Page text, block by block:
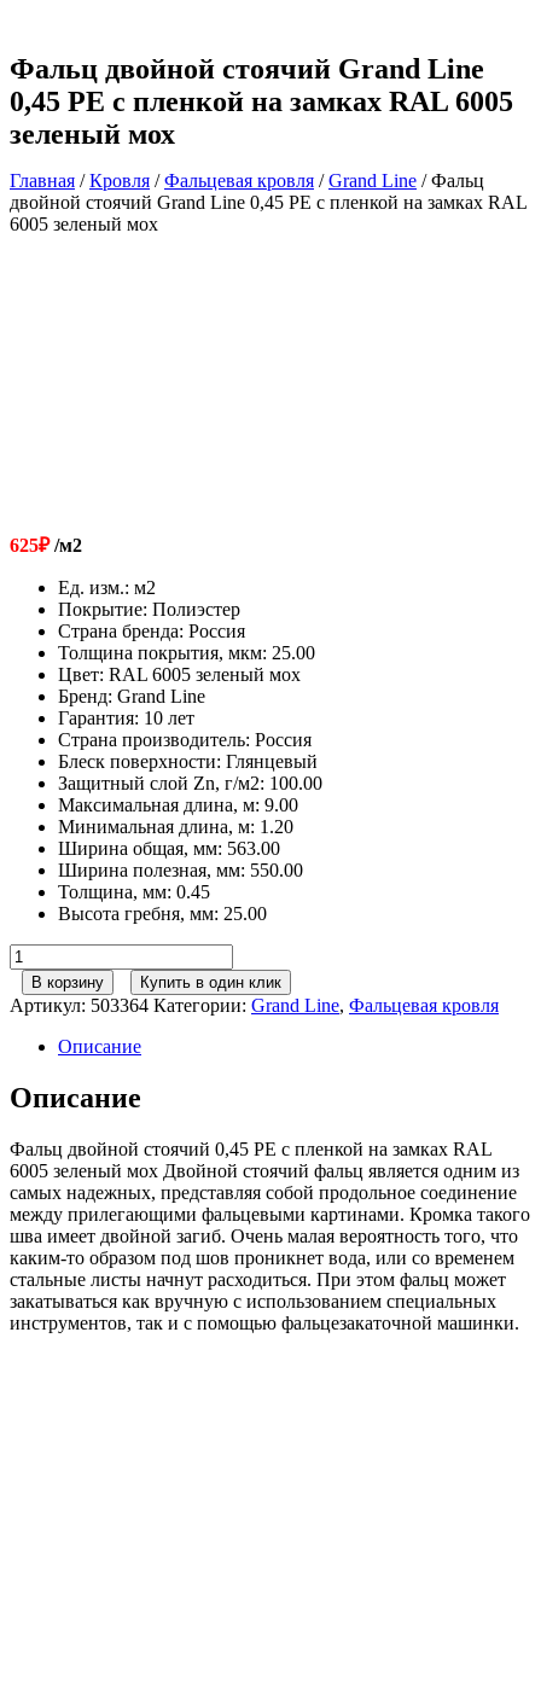
Фальц двойной стоячий Grand Line
0,45 PE с пленкой на замках RAL 6005
зеленый мох
Главная /Кровля /Фальцевая кровля /Grand Line / Фальц
двойной стоячий Grand Line 0,45 PE с пленкой на замках RAL
6005 зеленый мох
625₽/м2
Ед. изм.: м2
Покрытие: Полиэстер
Страна бренда: Россия
Толщина покрытия, мкм: 25.00
Цвет: RAL 6005 зеленый мох
Бренд: Grand Line
Гарантия: 10 лет
Страна производитель: Россия
Блеск поверхности: Глянцевый
Защитный слой Zn, г/м2: 100.00
Максимальная длина, м: 9.00
Минимальная длина, м: 1.20
Ширина общая, мм: 563.00
Ширина полезная, мм: 550.00
Толщина, мм: 0.45
Высота гребня, мм: 25.00
Количество
товара
Фальц
двойной
стоячий
Line
0,45
с
пленкой
на
замках
RAL
6005
зеленый
мох
В корзину Купить в один клик
Артикул: 503364 Категории: Grand Line, Фальцевая кровля
Описание
Описание
Фальц двойной стоячий 0,45 PE с пленкой на замках RAL
6005 зеленый мох Двойной стоячий фальц является одним из
самых надежных, представляя собой продольное соединение
между прилегающими фальцевыми картинами. Кромка такого
шва имеет двойной загиб. Очень малая вероятность того, что
каким-то образом под шов проникнет вода, или со временем
стальные листы начнут расходиться. При этом фальц может
закатываться как вручную с использованием специальных
инструментов, так и с помощью фальцезакаточной машинки.